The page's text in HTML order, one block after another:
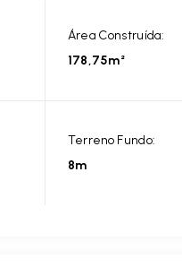
Área Construída:
178,75m²
Terreno Fundo:
8m